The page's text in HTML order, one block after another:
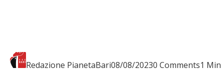
Redazione PianetaBari08/08/20230 Comments1 Min